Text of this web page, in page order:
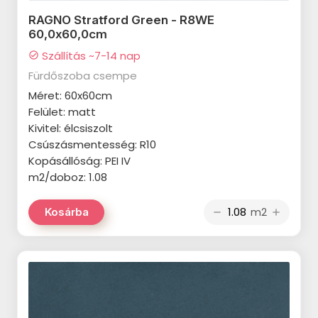
VALORE Demeter termékcsalád
VALORE Cesaria termékcsalád
VALORE Brera termékcsalád
VALORE Royal Grey termékcsalád
VALORE Electra termékcsalád
VALORE Botanica termékcsalád
VALORE Next termékcsalád
VALORE Alphaville termékcsalád
VALORE Vena Bella termékcsalád
VALORE Prestige termékcsalád
RAGNO Stratford Green - R8WE
60,0x60,0cm
check_circle Szállítás ~7-14 nap
Fürdőszoba csempe
Méret: 60x60cm
Felület: matt
Kivitel: élcsiszolt
Csúszásmentesség: R10
Kopásállóság: PEI IV
m2/doboz: 1.08
Kosárba remove m2 add